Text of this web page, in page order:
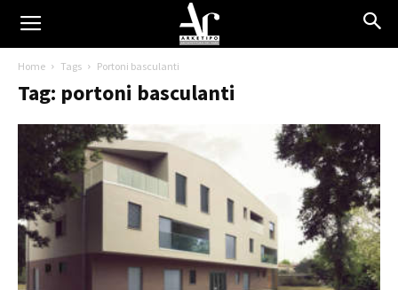
Home Tags Portoni basculanti
Tag: portoni basculanti